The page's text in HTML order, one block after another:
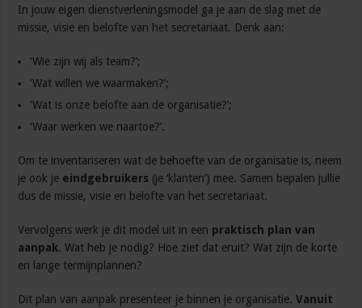
In jouw eigen dienstverleningsmodel ga je aan de slag met de
missie, visie en belofte van het secretariaat. Denk aan:
‘Wie zijn wij als team?’;
‘Wat willen we waarmaken?’;
‘Wat is onze belofte aan de organisatie?’;
‘Waar werken we naartoe?’.
Om te inventariseren wat de behoefte van de organisatie is, neem
je ook je eindgebruikers (je ‘klanten’) mee. Samen bepalen jullie
dus de missie, visie en belofte van het secretariaat.
Vervolgens werk je dit model uit in een praktisch plan van
aanpak. Wat heb je nodig? Hoe ziet dat eruit? Wat zijn de korte
en lange termijnplannen?
Dit plan van aanpak presenteer je binnen je organisatie.Vanuit